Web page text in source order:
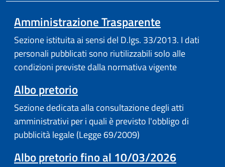
Amministrazione Trasparente
Sezione istituita ai sensi del D.lgs. 33/2013. I dati
personali pubblicati sono riutilizzabili solo alle
condizioni previste dalla normativa vigente
Albo pretorio(apre in un'altra scheda).
Sezione dedicata alla consultazione degli atti
amministrativi per i quali è previsto l'obbligo di
pubblicità legale (Legge 69/2009)
Albo pretorio fino al 10/03/2026